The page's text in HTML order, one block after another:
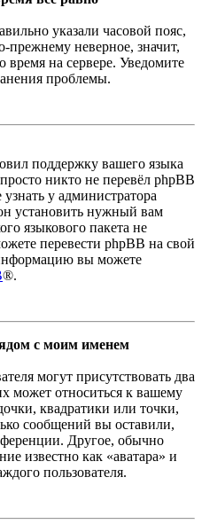
указали часовой пояс,
прежнему неверное, значит,
время на сервере. Уведомите
проблемы.
поддержку вашего языка
никто не перевёл phpBB
у администратора
установить нужный вам
языкового пакета не
перевести phpBB на свой
вы можете
®.
с моим именем
могут присутствовать два
может относиться к вашему
квадратики или точки,
сообщений вы оставили,
Другое, обычно
известно как «аватара» и
пользователя.